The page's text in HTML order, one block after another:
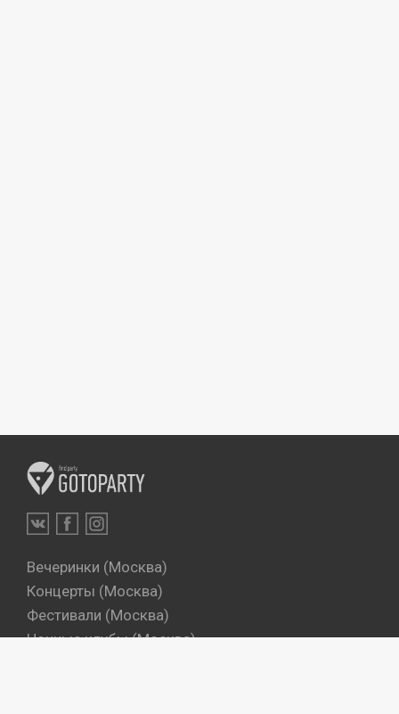
Вечеринки (Москва)
Концерты (Москва)
Фестивали (Москва)
Ночные клубы (Москва)